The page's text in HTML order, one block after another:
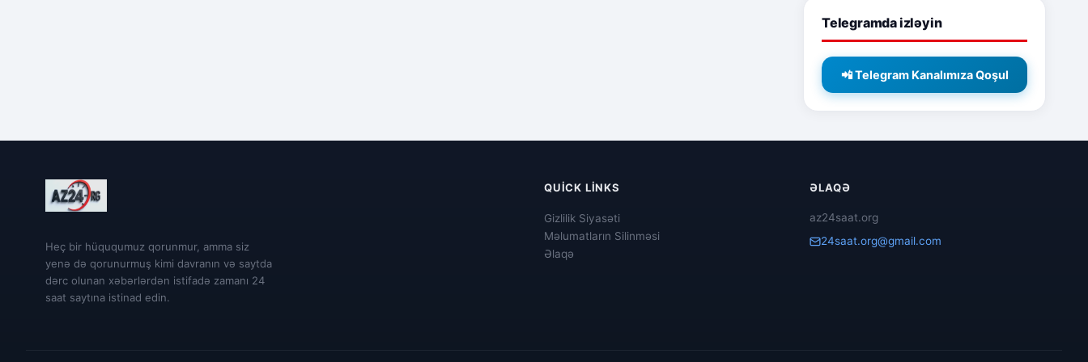
Telegramda izləyin
📲 Telegram Kanalımıza Qoşul
Heç bir hüququmuz qorunmur, amma siz
yenə də qorunurmuş kimi davranın və saytda
dərc olunan xəbərlərdən istifadə zamanı 24
saat saytına istinad edin.
QUICK LINKS
Gizlilik Siyasəti
Məlumatların Silinməsi
Əlaqə
ƏLAQƏ
az24saat.org
24saat.org@gmail.com